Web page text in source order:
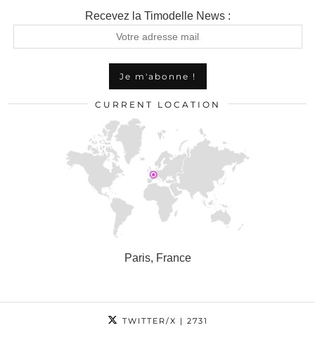
Recevez la Timodelle News :
CURRENT LOCATION
Paris, France
TWITTER/X | 2731